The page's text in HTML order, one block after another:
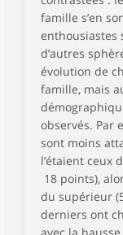
famille s’en
enthousiastes
d’autres
évolution de
famille, mais
observés. Par
sont moins
l’étaient ceux
18 points),
du supérieur
derniers ont